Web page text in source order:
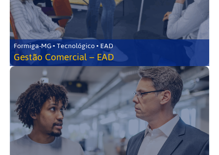
Formiga-MG • Tecnológico • EAD
Gestão Comercial – EAD